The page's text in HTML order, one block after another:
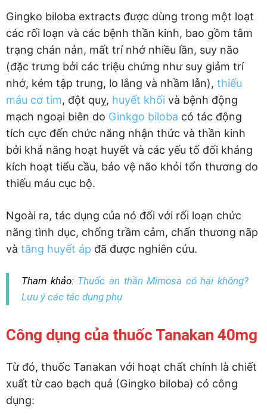
Gingko biloba extracts được dùng trong một loạt
các rối loạn và các bệnh thần kinh, bao gồm tâm
trạng chán nản, mất trí nhớ nhiều lần, suy não
(đặc trưng bởi các triệu chứng như suy giảm trí
nhớ, kém tập trung, lo lắng và nhầm lẫn), thiếu
máu cơ tim, đột quỵ, huyết khối và bệnh động
mạch ngoại biên do Ginkgo biloba có tác động
tích cực đến chức năng nhận thức và thần kinh
bởi khả năng hoạt huyết và các yếu tố đối kháng
kích hoạt tiểu cầu, bảo vệ não khỏi tổn thương do
thiếu máu cục bộ.
Ngoài ra, tác dụng của nó đối với rối loạn chức
năng tình dục, chống trầm cảm, chấn thương nãp
và tăng huyết áp đã được nghiên cứu.
Tham khảo: Thuốc an thần Mimosa có hại không?
Lưu ý các tác dụng phụ
Công dụng của thuốc Tanakan 40mg
Từ đó, thuốc Tanakan với hoạt chất chính là chiết
xuất từ cao bạch quả (Gingko biloba) có công
dụng: